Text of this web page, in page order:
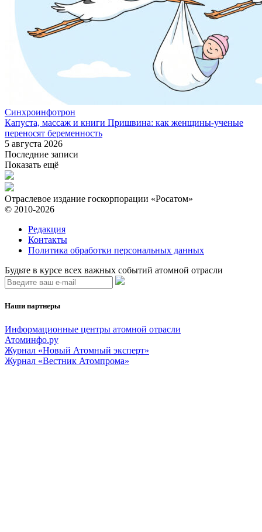
Синхроинфотрон
Капуста, массаж и книги Пришвина: как женщины-ученые
переносят беременность
5 августа 2026
Последние записи
Показать ещё
Отраслевое издание госкорпорации «Росатом»
© 2010-2026
Редакция
Контакты
Политика обработки персональных данных
Будьте в курсе всех важных событий атомной отрасли
Наши партнеры
Информационные центры атомной отрасли
Атоминфо.ру
Журнал «Новый Атомный эксперт»
Журнал «Вестник Атомпрома»